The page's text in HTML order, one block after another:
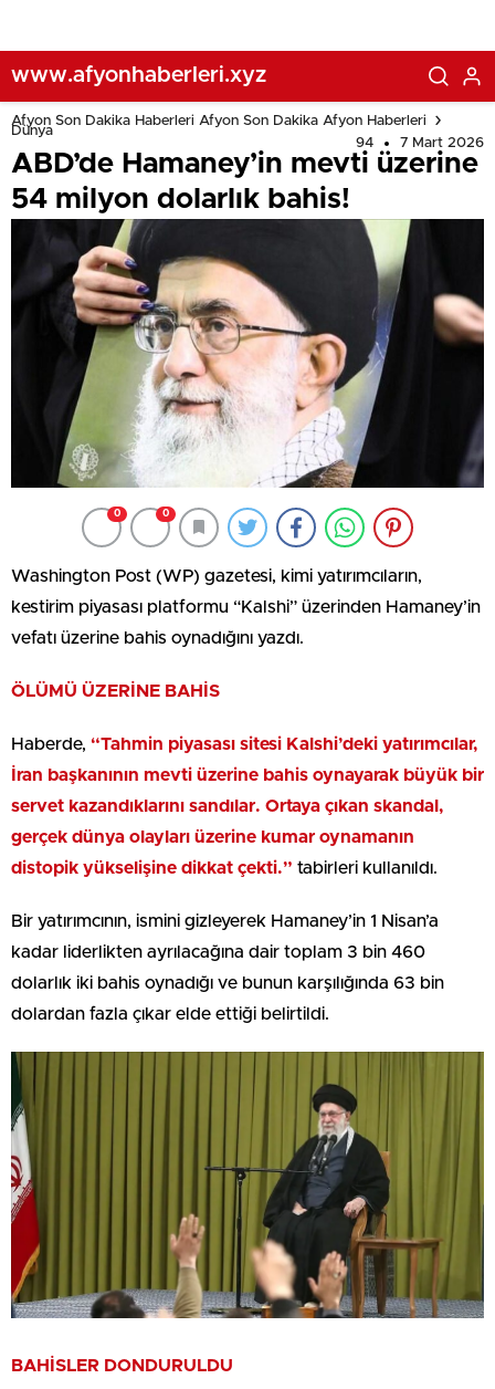
www.afyonhaberleri.xyz
Afyon Son Dakika Haberleri Afyon Son Dakika Afyon Haberleri
Dünya
94
7 Mart 2026
ABD’de Hamaney’in mevti üzerine
54 milyon dolarlık bahis!
0 0
Washington Post (WP) gazetesi, kimi yatırımcıların,
kestirim piyasası platformu “Kalshi” üzerinden Hamaney’in
vefatı üzerine bahis oynadığını yazdı.
ÖLÜMÜ ÜZERİNE BAHİS
Haberde, “Tahmin piyasası sitesi Kalshi’deki yatırımcılar,
İran başkanının mevti üzerine bahis oynayarak büyük bir
servet kazandıklarını sandılar. Ortaya çıkan skandal,
gerçek dünya olayları üzerine kumar oynamanın
distopik yükselişine dikkat çekti.” tabirleri kullanıldı.
Bir yatırımcının, ismini gizleyerek Hamaney’in 1 Nisan’a
kadar liderlikten ayrılacağına dair toplam 3 bin 460
dolarlık iki bahis oynadığı ve bunun karşılığında 63 bin
dolardan fazla çıkar elde ettiği belirtildi.
BAHİSLER DONDURULDU